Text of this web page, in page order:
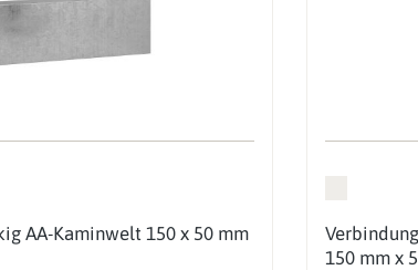
AA-Kaminwelt 150 x 50 mm
150 mm x